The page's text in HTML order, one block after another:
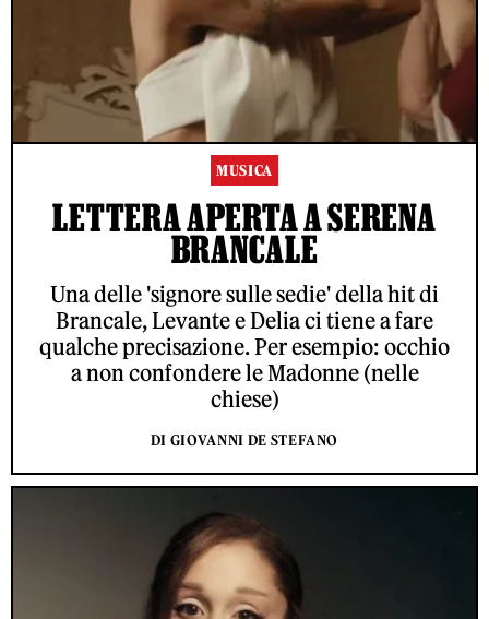
MUSICA
LETTERA APERTA A SERENA
BRANCALE
Una delle 'signore sulle sedie' della hit di
Brancale, Levante e Delia ci tiene a fare
qualche precisazione. Per esempio: occhio
a non confondere le Madonne (nelle
chiese)
DI GIOVANNI DE STEFANO